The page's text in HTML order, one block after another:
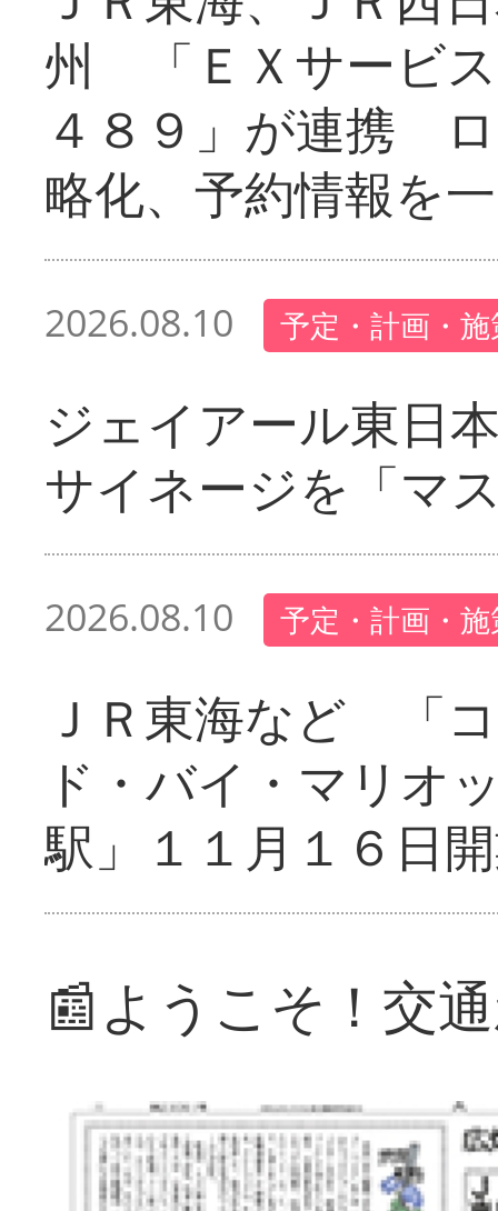
州 「ＥＸサービ
４８９」が連携
略化、予約情報を
2026.08.10 予定・計画・
ジェイアール東日
サイネージを「マ
2026.08.10 予定・計画・
ＪＲ東海など 「
ド・バイ・マリオ
駅」１１月１６日
📰ようこそ！交